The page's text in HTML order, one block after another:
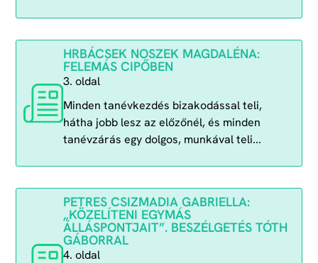
HRBÁCSEK NOSZEK MAGDALÉNA:
FELEMÁS CIPŐBEN
3. oldal
Minden tanévkezdés bizakodással teli,
hátha jobb lesz az előzőnél, és minden
tanévzárás egy dolgos, munkával teli...
PETRES CSIZMADIA GABRIELLA:
„KÖZELÍTENI EGYMÁS
ÁLLÁSPONTJAIT”. BESZÉLGETÉS TÓTH
GÁBORRAL
4. oldal